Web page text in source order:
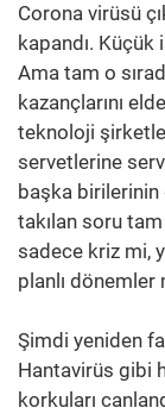
Corona virüsü
kapandı.
Ama tam o
kazançlarını
teknoloji
servetlerine
başka birilerinin
takılan soru
sadece kriz mi,
planlı dönemler
Şimdi yeniden
Hantavirüs gibi
korkuları